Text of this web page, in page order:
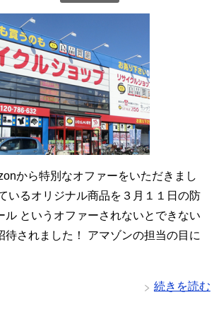
から特別なオファーをいただきまし
いるオリジナル商品を３月１１日の防
ル というオファーされないとできない
待されました！ アマゾンの担当の目に
続きを読む